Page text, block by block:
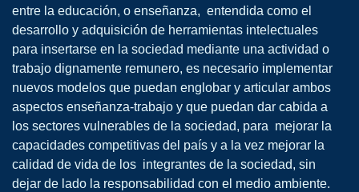
entre la educación, o enseñanza, entendida como el
desarrollo y adquisición de herramientas intelectuales
para insertarse en la sociedad mediante una actividad o
trabajo dignamente remunero, es necesario implementar
nuevos modelos que puedan englobar y articular ambos
aspectos enseñanza-trabajo y que puedan dar cabida a
los sectores vulnerables de la sociedad, para mejorar la
capacidades competitivas del país y a la vez mejorar la
calidad de vida de los integrantes de la sociedad, sin
dejar de lado la responsabilidad con el medio ambiente.